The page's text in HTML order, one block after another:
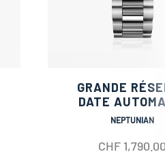
GRANDE
DATE
NEPTUNIAN
CHF